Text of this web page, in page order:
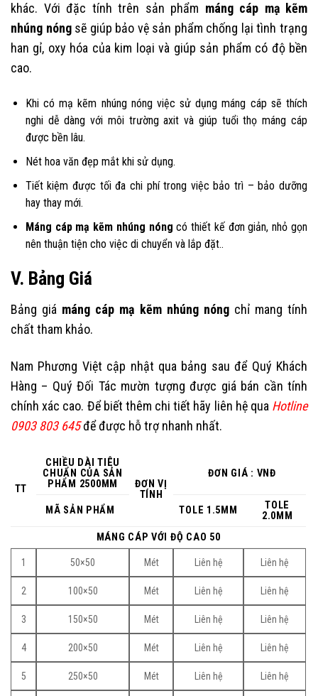
khác. Với đặc tính trên sản phẩm máng cáp mạ kẽm
nhúng nóngsẽ giúp bảo vệ sản phẩm chống lại tình trạng
han gỉ, oxy hóa của kim loại và giúp sản phẩm có độ bền
cao.
Khi có mạ kẽm nhúng nóng việc sử dụng máng cáp sẽ thích
nghi dễ dàng với môi trường axit và giúp tuổi thọ máng cáp
được bền lâu.
Nét hoa văn đẹp mắt khi sử dụng.
Tiết kiệm được tối đa chi phí trong việc bảo trì – bảo dưỡng
hay thay mới.
Máng cáp mạ kẽm nhúng nóng có thiết kế đơn giản, nhỏ gọn
nên thuận tiện cho việc di chuyển và lắp đặt..
V. Bảng Giá
Bảng giá máng cáp mạ kẽm nhúng nóngchỉ mang tính
chất tham khảo.
Nam Phương Việt cập nhật qua bảng sau để Quý Khách
Hàng – Quý Đối Tác mườn tượng được giá bán cần tính
chính xác cao. Để biết thêm chi tiết hãy liên hệ qua Hotline
0903 803 645để được hỗ trợ nhanh nhất.
TT
CHIỀU DÀI TIÊU
CHUẨN CỦA SẢN
PHẨM 2500MM
ĐƠN VỊ
TÍNH
ĐƠN GIÁ : VNĐ
MÃ SẢN PHẨM TOLE 1.5MM
TOLE
2.0MM
MÁNG CÁP VỚI ĐỘ CAO 50
1 50×50 Mét Liên hệ Liên hệ
2 100×50 Mét Liên hệ Liên hệ
3 150×50 Mét Liên hệ Liên hệ
4 200×50 Mét Liên hệ Liên hệ
5 250×50 Mét Liên hệ Liên hệ